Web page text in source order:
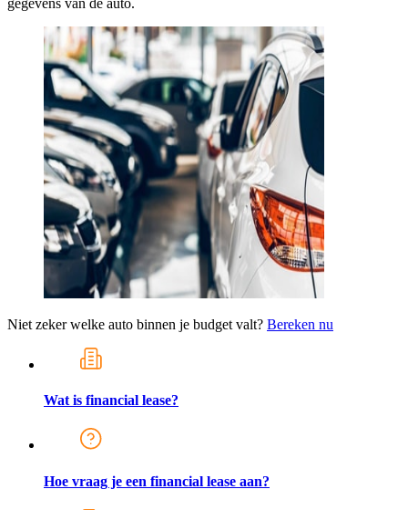
Niet zeker welke auto binnen je budget valt? Bereken nu
Wat is financial lease?
Hoe vraag je een financial lease aan?